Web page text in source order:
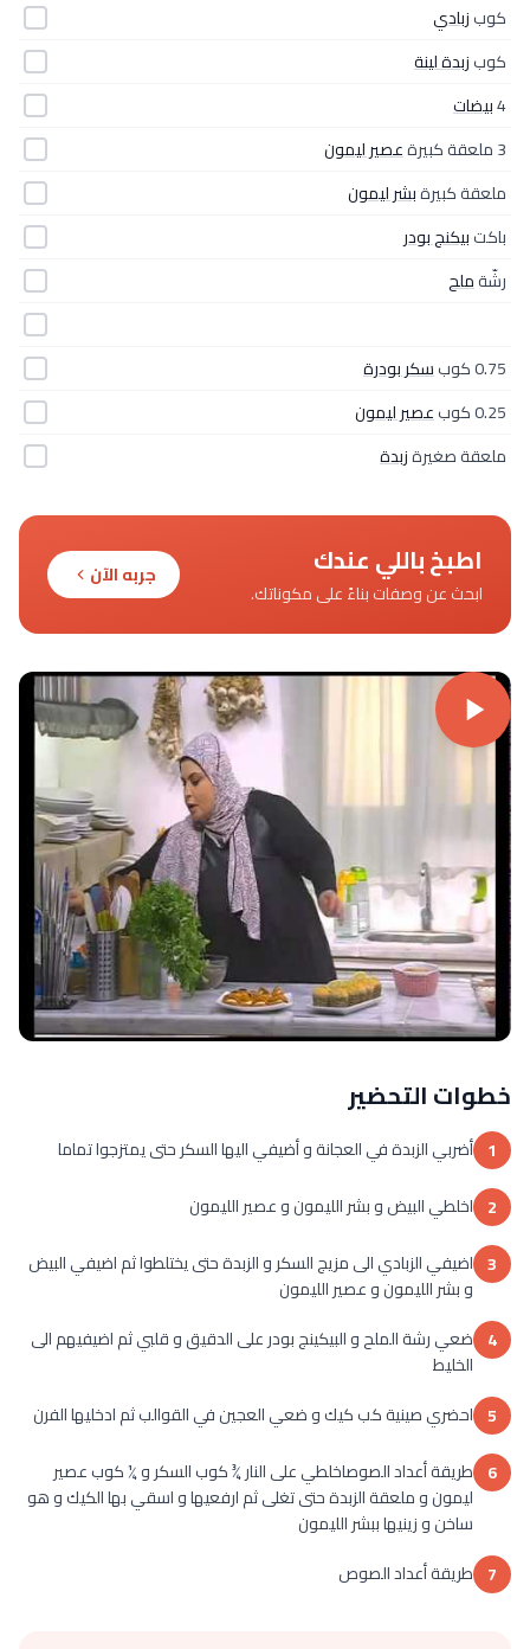
كوبزبادي
كوبزبدة لينة
4بيضات
3 ملعقة كبيرة
عصير ليمون
ملعقة كبيرةبشر ليمون
باكتبيكنج بودر
رشّةملح
0.75 كوب
سكر بودرة
0.25 كوب
عصير ليمون
ملعقة صغيرةزبدة
اطبخ باللي عندك
ابحث عن وصفات بناءً على مكوناتك.
جربه الآن
خطوات التحضير
1 أضربي الزبدة في العجانة و أضيفي اليها السكر حتى يمتزجوا تماما
2 اخلطي البيض و بشر الليمون و عصير الليمون
3 اضيفي الزبادي الى مزيج السكر و الزبدة حتى يختلطوا ثم اضيفي البيض
و بشر الليمون و عصير الليمون
4 ضعي رشة الملح و البيكينج بودر على الدقيق و قلبي ثم اضيفيهم الى
الخليط
5 احضري صينية كب كيك و ضعي العجين في القوالب ثم ادخليها الفرن
6 طريقة أعداد الصوصاخلطي على النار ¾ كوب السكر و ¼ كوب عصير
ليمون و ملعقة الزبدة حتى تغلى ثم ارفعيها و اسقي بها الكيك و هو
ساخن و زينيها ببشر الليمون
7 طريقة أعداد الصوص